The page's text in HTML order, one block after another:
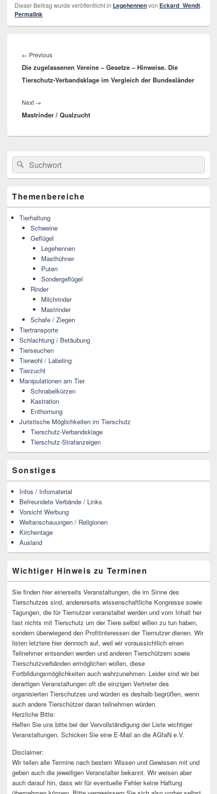
Dieser Beitrag wurde veröffentlicht in Legehennenvon Eckard_Wendt.
Permalink
← Previous
post:
Die zugelassenen Vereine – Gesetze – Hinweise. Die
Tierschutz-Verbandsklage im Vergleich der Bundesländer
Next →
post:
Mastrinder / Qualzucht
Primärer
Seitenleisten
Widget-
Bereich
Search
for:
Suche
Themenbereiche
Tierhaltung
Schweine
Geflügel
Legehennen
Masthühner
Puten
Sondergeflügel
Rinder
Milchrinder
Mastrinder
Schafe / Ziegen
Tiertransporte
Schlachtung / Betäubung
Tierseuchen
Tierwohl / Labeling
Tierzucht
Manipulationen am Tier
Schnabelkürzen
Kastration
Enthornung
Juristische Möglichkeiten im Tierschutz
Tierschutz-Verbandsklage
Tierschutz-Strafanzeigen
Sonstiges
Infos / Infomaterial
Befreundete Verbände / Links
Vorsicht Werbung
Weltanschauungen / Religionen
Kirchentage
Ausland
Wichtiger Hinweis zu Terminen
Sie finden hier einerseits Veranstaltungen, die im Sinne des
Tierschutzes sind, andererseits wissenschaftliche Kongresse sowie
Tagungen, die für Tiernutzer veranstaltet werden und vom Inhalt her
fast nichts mit Tierschutz um der Tiere selbst willen zu tun haben,
sondern überwiegend den Profitinteressen der Tiernutzer dienen. Wir
listen letztere hier dennoch auf, weil wir voraussichtlich einen
Teilnehmer entsenden werden und anderen Tierschützern sowie
Tierschutzverbänden ermöglichen wollen, diese
Fortbildungsmöglichkeiten auch wahrzunehmen. Leider sind wir bei
derartigen Veranstaltungen oft die einzigen Vertreter des
organisierten Tierschutzes und würden es deshalb begrüßen, wenn
auch andere Tierschützer daran teilnehmen würden.
Herzliche Bitte:
Helfen Sie uns bitte bei der Vervollständigung der Liste wichtiger
Veranstaltungen. Schicken Sie eine E-Mail an die AGfaN e.V.
Disclaimer:
Wir teilen alle Termine nach bestem Wissen und Gewissen mit und
geben auch die jeweiligen Veranstalter bekannt. Wir weisen aber
auch darauf hin, dass wir für eventuelle Fehler keine Haftung